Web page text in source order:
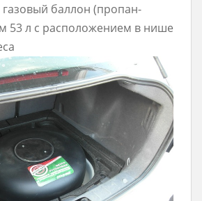
баллон (пропан-
53 л с расположением в нише